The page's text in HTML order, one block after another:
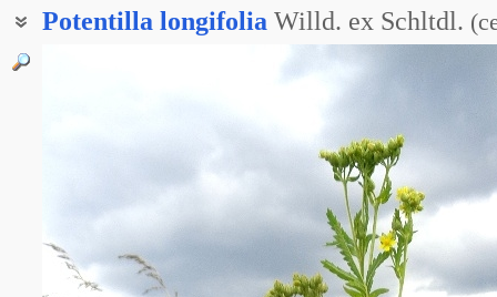
Potentilla longifolia Willd. ex Schltdl. (